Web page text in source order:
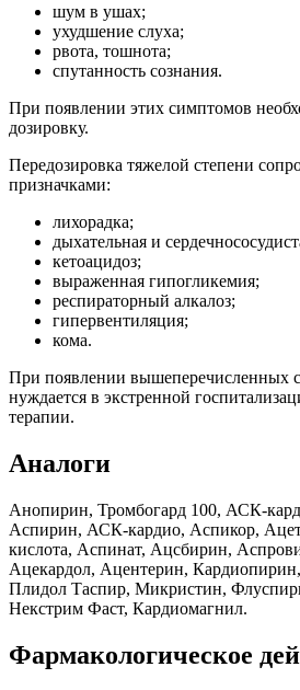
шум в ушах;
ухудшение слуха;
рвота, тошнота;
спутанность сознания.
При появлении этих симптомов
дозировку.
Передозировка тяжелой степени
призначками:
лихорадка;
дыхательная и
кетоацидоз;
выраженная гипогликемия;
респираторный алкалоз;
гипервентиляция;
кома.
При появлении вышеперечисленных
нуждается в экстренной
терапии.
Аналоги
Анопирин, Тромбогард 100, АСК-
Аспирин, АСК-кардио, Аспикор,
кислота, Аспинат, Ацсбирин,
Ацекардол, Ацентерин,
Плидол Таспир, Микристин,
Некстрим Фаст, Кардиомагнил.
Фармакологическое